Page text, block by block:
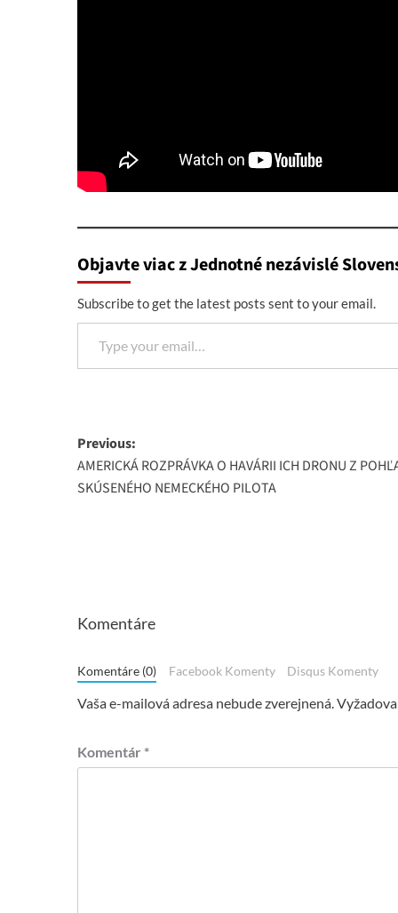
Objavte viac z Jednotné nezávislé
Subscribe to get the latest posts sent to your email.
Type your email…
Post
navigation
Previous:
AMERICKÁ ROZPRÁVKA O HAVÁRII ICH DRONU Z
SKÚSENÉHO NEMECKÉHO PILOTA
Komentáre
Komentáre (0) Facebook Komenty Disqus Komenty
Vaša e-mailová adresa nebude zverejnená.
Komentár *